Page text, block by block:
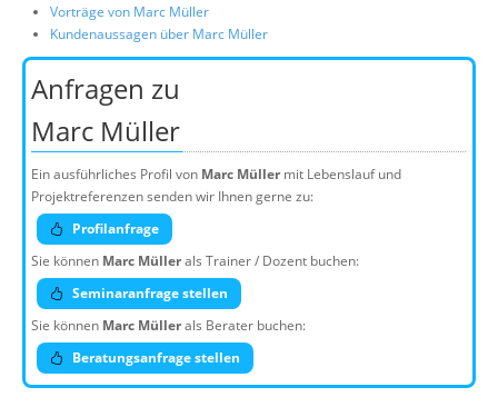
Vorträge von Marc Müller
Kundenaussagen über Marc Müller
Anfragen zu
Marc Müller
Ein ausführliches Profil von Marc Müllermit Lebenslauf und
Projektreferenzen senden wir Ihnen gerne zu:
Profilanfrage
Sie können Marc Müllerals Trainer / Dozent buchen:
Seminaranfrage stellen
Sie können Marc Müllerals Berater buchen:
Beratungsanfrage stellen